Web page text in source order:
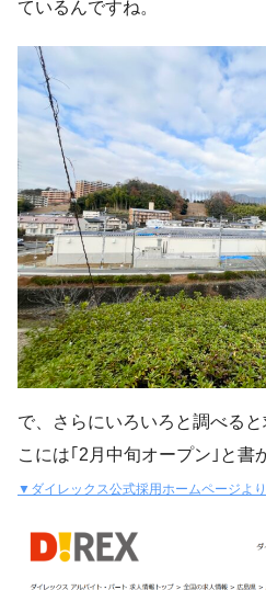
ているんですね。
で、さらにいろいろと調べる
こには｢2月中旬オープン｣と書
▼ダイレックス公式採用ホームページより